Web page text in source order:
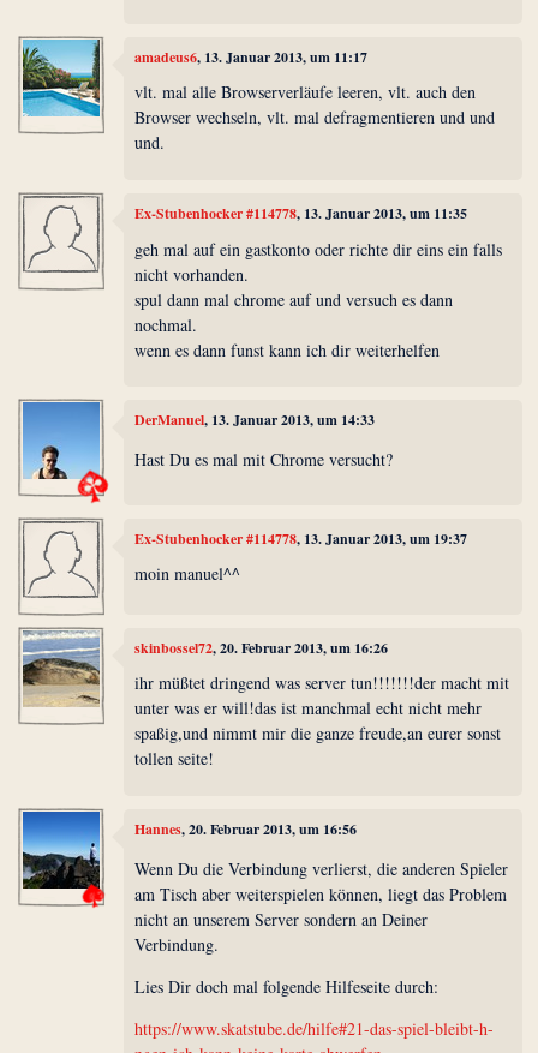
amadeus6, 13. Januar 2013, um 11:17
vlt. mal alle Browserverläufe leeren, vlt. auch den
Browser wechseln, vlt. mal defragmentieren und und
und.
Ex-Stubenhocker #114778, 13. Januar 2013, um 11:35
geh mal auf ein gastkonto oder richte dir eins ein falls
nicht vorhanden.
spul dann mal chrome auf und versuch es dann
nochmal.
wenn es dann funst kann ich dir weiterhelfen
DerManuel, 13. Januar 2013, um 14:33
Hast Du es mal mit Chrome versucht?
Ex-Stubenhocker #114778, 13. Januar 2013, um 19:37
moin manuel^^
skinbossel72, 20. Februar 2013, um 16:26
ihr müßtet dringend was server tun!!!!!!!der macht mit
unter was er will!das ist manchmal echt nicht mehr
spaßig,und nimmt mir die ganze freude,an eurer sonst
tollen seite!
Hannes, 20. Februar 2013, um 16:56
Wenn Du die Verbindung verlierst, die anderen Spieler
am Tisch aber weiterspielen können, liegt das Problem
nicht an unserem Server sondern an Deiner
Verbindung.
Lies Dir doch mal folgende Hilfeseite durch:
https://www.skatstube.de/hilfe#21-das-spiel-bleibt-h-